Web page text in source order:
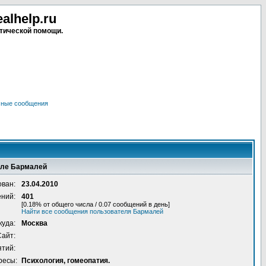
помощи.
сообщения
Бармалей
23.04.2010
401
[0.18% от общего числа / 0.07 сообщений в день]
Найти все сообщения пользователя Бармалей
Москва
Психология, гомеопатия.